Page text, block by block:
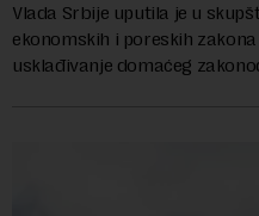
Vlada Srbije uputila je u
ekonomskih i poreskih
usklađivanje domaćeg